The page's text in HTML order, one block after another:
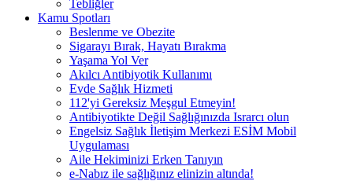
Tebliğler
Kamu Spotları
Beslenme ve Obezite
Sigarayı Bırak, Hayatı Bırakma
Yaşama Yol Ver
Akılcı Antibiyotik Kullanımı
Evde Sağlık Hizmeti
112'yi Gereksiz Meşgul Etmeyin!
Antibiyotikte Değil Sağlığınızda Israrcı olun
Engelsiz Sağlık İletişim Merkezi ESİM Mobil
Uygulaması
Aile Hekiminizi Erken Tanıyın
e-Nabız ile sağlığınız elinizin altında!